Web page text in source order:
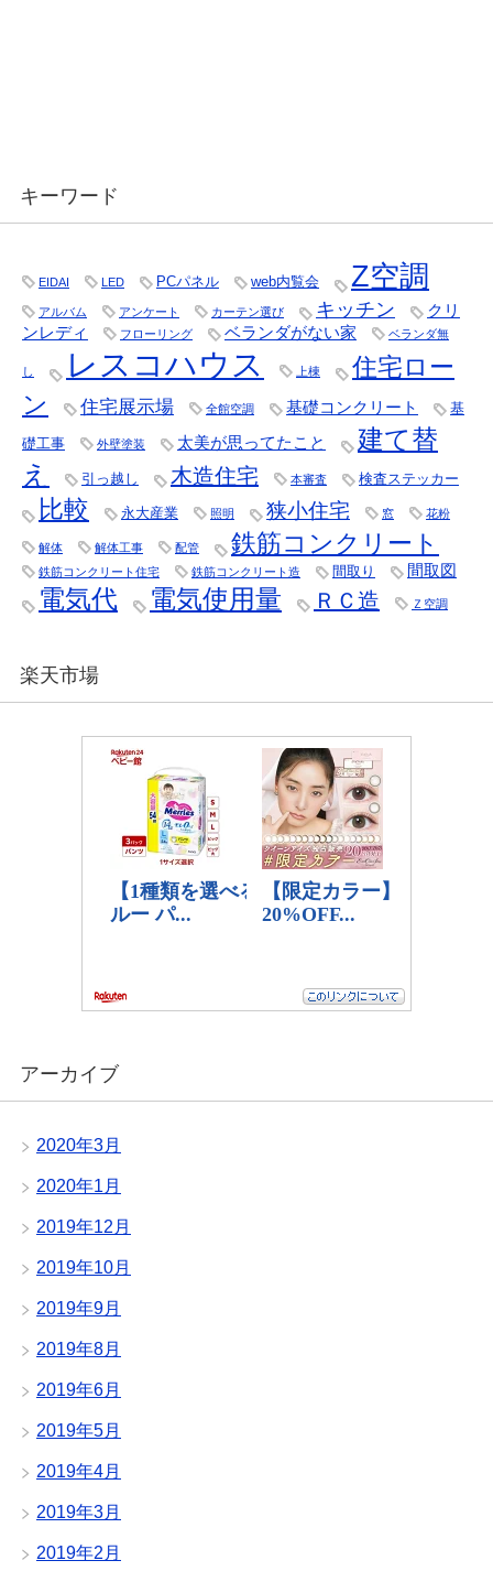
キーワード
EIDAI LED PCパネル web内覧会 Z空調
アルバム アンケート カーテン選び キッチン
クリ
ンレディ
フローリング ベランダがない家 ベランダ無
し レスコハウス 上棟
住宅ロー
ン
住宅展示場 全館空調 基礎コンクリート 基
礎工事 外壁塗装 太美が思ってたこと
建て替
え
引っ越し 木造住宅 本審査 検査ステッカー
比較 永大産業 照明 狭小住宅 窓 花粉
解体 解体工事 配管 鉄筋コンクリート
鉄筋コンクリート住宅 鉄筋コンクリート造 間取り 間取図
電気代 電気使用量 ＲＣ造 Ｚ空調
楽天市場
アーカイブ
2020年3月
2020年1月
2019年12月
2019年10月
2019年9月
2019年8月
2019年6月
2019年5月
2019年4月
2019年3月
2019年2月